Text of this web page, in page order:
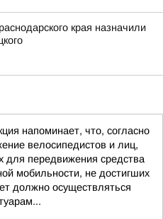
края назначили
напоминает, что, согласно
велосипедистов и лиц,
для передвижения средства
мобильности, не достигших
должно осуществляться